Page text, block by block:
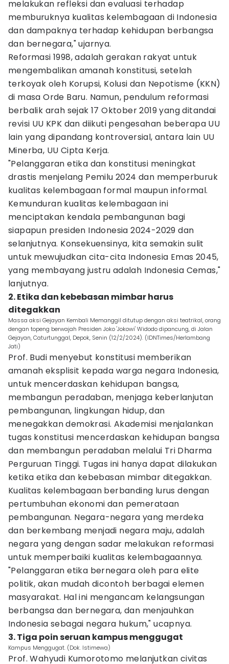
melakukan refleksi dan evaluasi terhadap
memburuknya kualitas kelembagaan di Indonesia
dan dampaknya terhadap kehidupan berbangsa
dan bernegara," ujarnya.
Reformasi 1998, adalah gerakan rakyat untuk
mengembalikan amanah konstitusi, setelah
terkoyak oleh Korupsi, Kolusi dan Nepotisme (KKN)
di masa Orde Baru. Namun, pendulum reformasi
berbalik arah sejak 17 Oktober 2019 yang ditandai
revisi UU KPK dan diikuti pengesahan beberapa UU
lain yang dipandang kontroversial, antara lain UU
Minerba, UU Cipta Kerja.
"Pelanggaran etika dan konstitusi meningkat
drastis menjelang Pemilu 2024 dan memperburuk
kualitas kelembagaan formal maupun informal.
Kemunduran kualitas kelembagaan ini
menciptakan kendala pembangunan bagi
siapapun presiden Indonesia 2024-2029 dan
selanjutnya. Konsekuensinya, kita semakin sulit
untuk mewujudkan cita-cita Indonesia Emas 2045,
yang membayang justru adalah Indonesia Cemas,"
lanjutnya.
2. Etika dan kebebasan mimbar harus
ditegakkan
Massa aksi Gejayan Kembali Memanggil ditutup dengan aksi teatrikal, orang
dengan topeng berwajah Presiden Joko 'Jokowi' Widodo dipancung, di Jalan
Gejayan, Caturtunggal, Depok, Senin (12/2/2024). (IDNTimes/Herlambang
Jati)
Prof. Budi menyebut konstitusi memberikan
amanah eksplisit kepada warga negara Indonesia,
untuk mencerdaskan kehidupan bangsa,
membangun peradaban, menjaga keberlanjutan
pembangunan, lingkungan hidup, dan
menegakkan demokrasi. Akademisi menjalankan
tugas konstitusi mencerdaskan kehidupan bangsa
dan membangun peradaban melalui Tri Dharma
Perguruan Tinggi. Tugas ini hanya dapat dilakukan
ketika etika dan kebebasan mimbar ditegakkan.
Kualitas kelembagaan berbanding lurus dengan
pertumbuhan ekonomi dan pemerataan
pembangunan. Negara-negara yang merdeka
dan berkembang menjadi negara maju, adalah
negara yang dengan sadar melakukan reformasi
untuk memperbaiki kualitas kelembagaannya.
"Pelanggaran etika bernegara oleh para elite
politik, akan mudah dicontoh berbagai elemen
masyarakat. Hal ini mengancam kelangsungan
berbangsa dan bernegara, dan menjauhkan
Indonesia sebagai negara hukum," ucapnya.
3. Tiga poin seruan kampus menggugat
Kampus Menggugat. (Dok. Istimewa)
Prof. Wahyudi Kumorotomo melanjutkan civitas